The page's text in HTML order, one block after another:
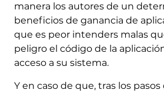
manera los autores de un
beneficios de ganancia de
que es peor intenders malas
peligro el código de la
acceso a su sistema.
Y en caso de que, tras los